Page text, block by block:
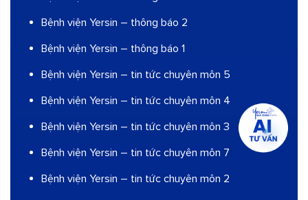
Bệnh viện Yersin – thông báo 2
Bệnh viện Yersin – thông báo 1
Bệnh viện Yersin – tin tức chuyên môn 5
Bệnh viện Yersin – tin tức chuyên môn 4
Bệnh viện Yersin – tin tức chuyên môn 3
Bệnh viện Yersin – tin tức chuyên môn 7
Bệnh viện Yersin – tin tức chuyên môn 2